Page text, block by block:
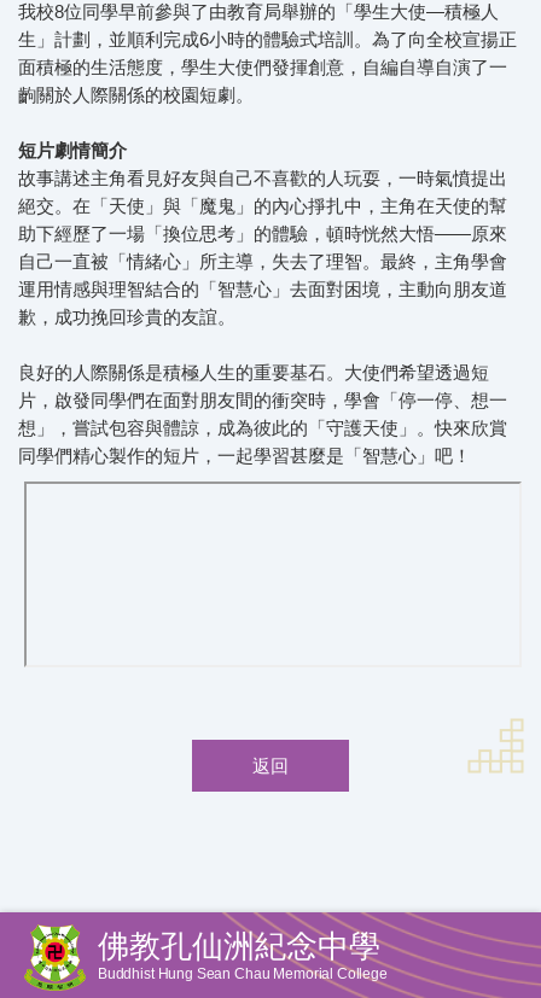
我校8位同學早前參與了由教育局舉辦的「學生大使—積極人
生」計劃，並順利完成6小時的體驗式培訓。為了向全校宣揚正
面積極的生活態度，學生大使們發揮創意，自編自導自演了一
齣關於人際關係的校園短劇。
短片劇情簡介
故事講述主角看見好友與自己不喜歡的人玩耍，一時氣憤提出
絕交。在「天使」與「魔鬼」的內心掙扎中，主角在天使的幫
助下經歷了一場「換位思考」的體驗，頓時恍然大悟——原來
自己一直被「情緒心」所主導，失去了理智。最終，主角學會
運用情感與理智結合的「智慧心」去面對困境，主動向朋友道
歉，成功挽回珍貴的友誼。
良好的人際關係是積極人生的重要基石。大使們希望透過短
片，啟發同學們在面對朋友間的衝突時，學會「停一停、想一
想」，嘗試包容與體諒，成為彼此的「守護天使」。快來欣賞
同學們精心製作的短片，一起學習甚麼是「智慧心」吧！
返回
佛教孔仙洲紀念中學
Buddhist Hung Sean Chau Memorial College